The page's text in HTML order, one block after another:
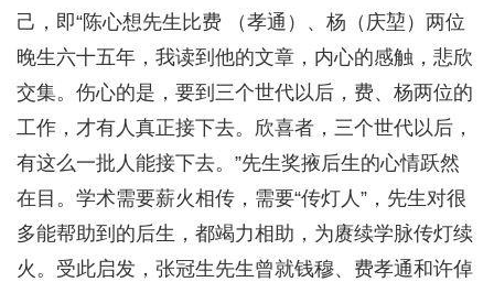
己，即“陈心想先生比费 （孝通）、杨（庆堃）两位
晚生六十五年，我读到他的文章，内心的感触，悲欣
交集。伤心的是，要到三个世代以后，费、杨两位的
工作，才有人真正接下去。欣喜者，三个世代以后，
有这么一批人能接下去。”先生奖掖后生的心情跃然
在目。学术需要薪火相传，需要“传灯人”，先生对很
多能帮助到的后生，都竭力相助，为赓续学脉传灯续
火。受此启发，张冠生先生曾就钱穆、费孝通和许倬